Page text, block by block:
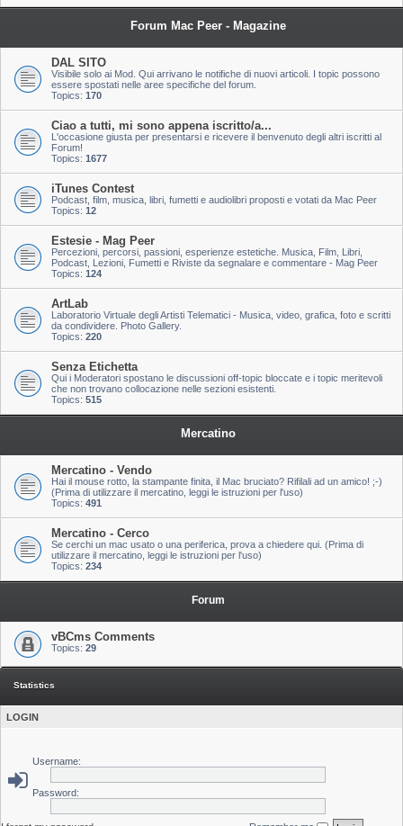
Forum Mac Peer - Magazine
DAL SITO
Visibile solo ai Mod. Qui arrivano le notifiche di nuovi articoli. I topic possono
essere spostati nelle aree specifiche del forum.
Topics: 170
Ciao a tutti, mi sono appena iscritto/a...
L'occasione giusta per presentarsi e ricevere il benvenuto degli altri iscritti al
Forum!
Topics: 1677
iTunes Contest
Podcast, film, musica, libri, fumetti e audiolibri proposti e votati da Mac Peer
Topics: 12
Estesie - Mag Peer
Percezioni, percorsi, passioni, esperienze estetiche. Musica, Film, Libri,
Podcast, Lezioni, Fumetti e Riviste da segnalare e commentare - Mag Peer
Topics: 124
ArtLab
Laboratorio Virtuale degli Artisti Telematici - Musica, video, grafica, foto e scritti
da condividere. Photo Gallery.
Topics: 220
Senza Etichetta
Qui i Moderatori spostano le discussioni off-topic bloccate e i topic meritevoli
che non trovano collocazione nelle sezioni esistenti.
Topics: 515
Mercatino
Mercatino - Vendo
Hai il mouse rotto, la stampante finita, il Mac bruciato? Rifilali ad un amico! ;-)
(Prima di utilizzare il mercatino, leggi le istruzioni per l'uso)
Topics: 491
Mercatino - Cerco
Se cerchi un mac usato o una periferica, prova a chiedere qui. (Prima di
utilizzare il mercatino, leggi le istruzioni per l'uso)
Topics: 234
Forum
vBCms Comments
Topics: 29
Statistics
LOGIN
Username:
Password: